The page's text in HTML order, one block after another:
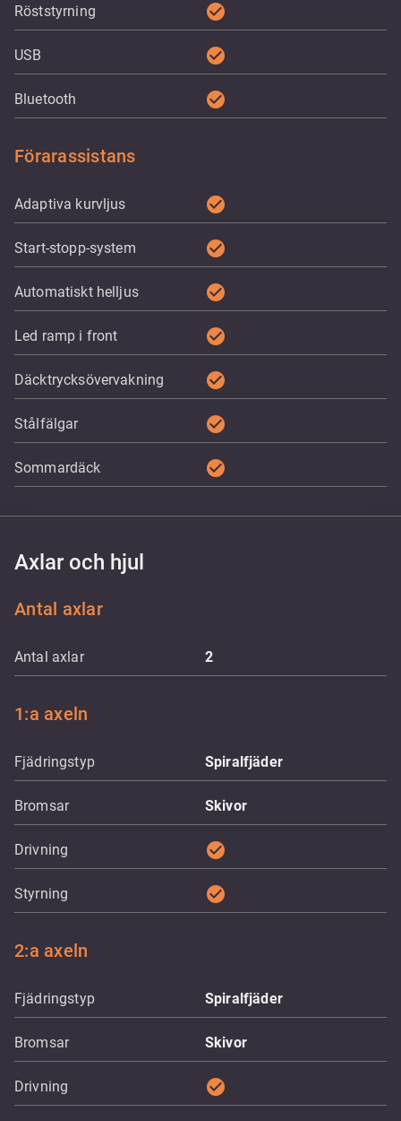
Röststyrning check_circle
USB check_circle
Bluetooth check_circle
Förarassistans
Adaptiva kurvljus check_circle
Start-stopp-system check_circle
Automatiskt helljus check_circle
Led ramp i front check_circle
Däcktrycksövervakning check_circle
Stålfälgar check_circle
Sommardäck check_circle
Axlar och hjul
Antal axlar
Antal axlar 2
1:a axeln
Fjädringstyp Spiralfjäder
Bromsar Skivor
Drivning check_circle
Styrning check_circle
2:a axeln
Fjädringstyp Spiralfjäder
Bromsar Skivor
Drivning check_circle